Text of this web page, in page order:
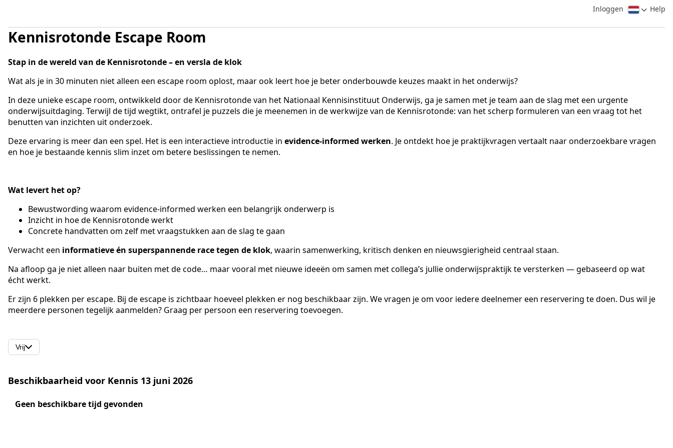
Inloggen Help
Kennisrotonde Escape Room
Stap in de wereld van de Kennisrotonde – en versla de klok
Wat als je in 30 minuten niet alleen een escape room oplost, maar ook leert hoe je beter onderbouwde keuzes maakt in het onderwijs?
In deze unieke escape room, ontwikkeld door de Kennisrotonde van het Nationaal Kennisinstituut Onderwijs, ga je samen met je team aan de slag met een urgente
onderwijsuitdaging. Terwijl de tijd wegtikt, ontrafel je puzzels die je meenemen in de werkwijze van de Kennisrotonde: van het scherp formuleren van een vraag tot het
benutten van inzichten uit onderzoek.
Deze ervaring is meer dan een spel. Het is een interactieve introductie in evidence-informed werken. Je ontdekt hoe je praktijkvragen vertaalt naar onderzoekbare vragen
en hoe je bestaande kennis slim inzet om betere beslissingen te nemen.
Wat levert het op?
Bewustwording waarom evidence-informed werken een belangrijk onderwerp is
Inzicht in hoe de Kennisrotonde werkt
Concrete handvatten om zelf met vraagstukken aan de slag te gaan
Verwacht een informatieve én superspannende race tegen de klok, waarin samenwerking, kritisch denken en nieuwsgierigheid centraal staan.
Na afloop ga je niet alleen naar buiten met de code… maar vooral met nieuwe ideeën om samen met collega’s jullie onderwijspraktijk te versterken — gebaseerd op wat
écht werkt.
Er zijn 6 plekken per escape. Bij de escape is zichtbaar hoeveel plekken er nog beschikbaar zijn. We vragen je om voor iedere deelnemer een reservering te doen. Dus wil je
meerdere personen tegelijk aanmelden? Graag per persoon een reservering toevoegen.
Vrij
Beschikbaarheid voor Kennis 13 juni 2026
Geen beschikbare tijd gevonden